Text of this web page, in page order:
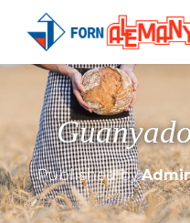
Published by